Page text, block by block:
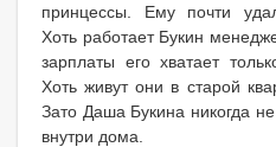
принцессы. Ему почти
Хоть работает Букин
зарплаты его хватает
Хоть живут они в старой
Зато Даша Букина никогда
внутри дома.